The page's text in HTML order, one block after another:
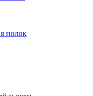
полок